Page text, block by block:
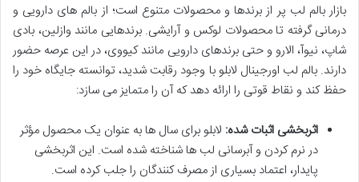
بازار بالم لب پر از برندها و محصولات متنوع است؛ از بالم های دارویی و
درمانی گرفته تا محصولات لوکس و آرایشی. برندهایی مانند وازلین، بادی
شاپ، نیوآ، الارو و حتی برندهای دارویی مانند کیووی، در این عرصه حضور
دارند. بالم لب اورجینال لابلو با وجود رقابت شدید، توانسته جایگاه خود را
حفظ کند و نقاط قوتی را ارائه دهد که آن را متمایز می سازد:
اثربخشی اثبات شده: لابلو برای سال ها به عنوان یک محصول مؤثر
در نرم کردن و آبرسانی لب ها شناخته شده است. این اثربخشی
پایدار، اعتماد بسیاری از مصرف کنندگان را جلب کرده است.